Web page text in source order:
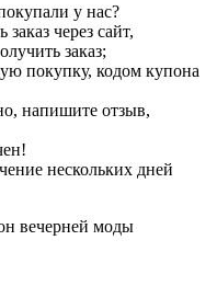
у нас?
заказ через сайт,
заказ;
покупку, кодом купона
напишите отзыв,
нескольких дней
вечерней моды